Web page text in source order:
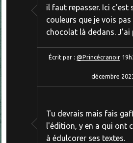
il faut repasser. Ici c'est
couleurs que je vois pas
chocolat là dedans. J'ai
Écrit par : @Princécranoir
décembre
Tu devrais mais fais
l'édition, y en a qui ont
à édulcorer ses textes.